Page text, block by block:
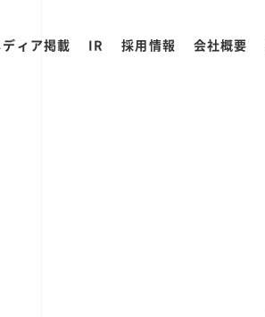
ィア掲載 IR 採用情報 会社概要